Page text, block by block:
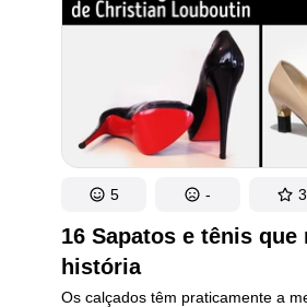
16 Sapatos e tênis que
história
Os calçados têm praticamente a
5 - 3